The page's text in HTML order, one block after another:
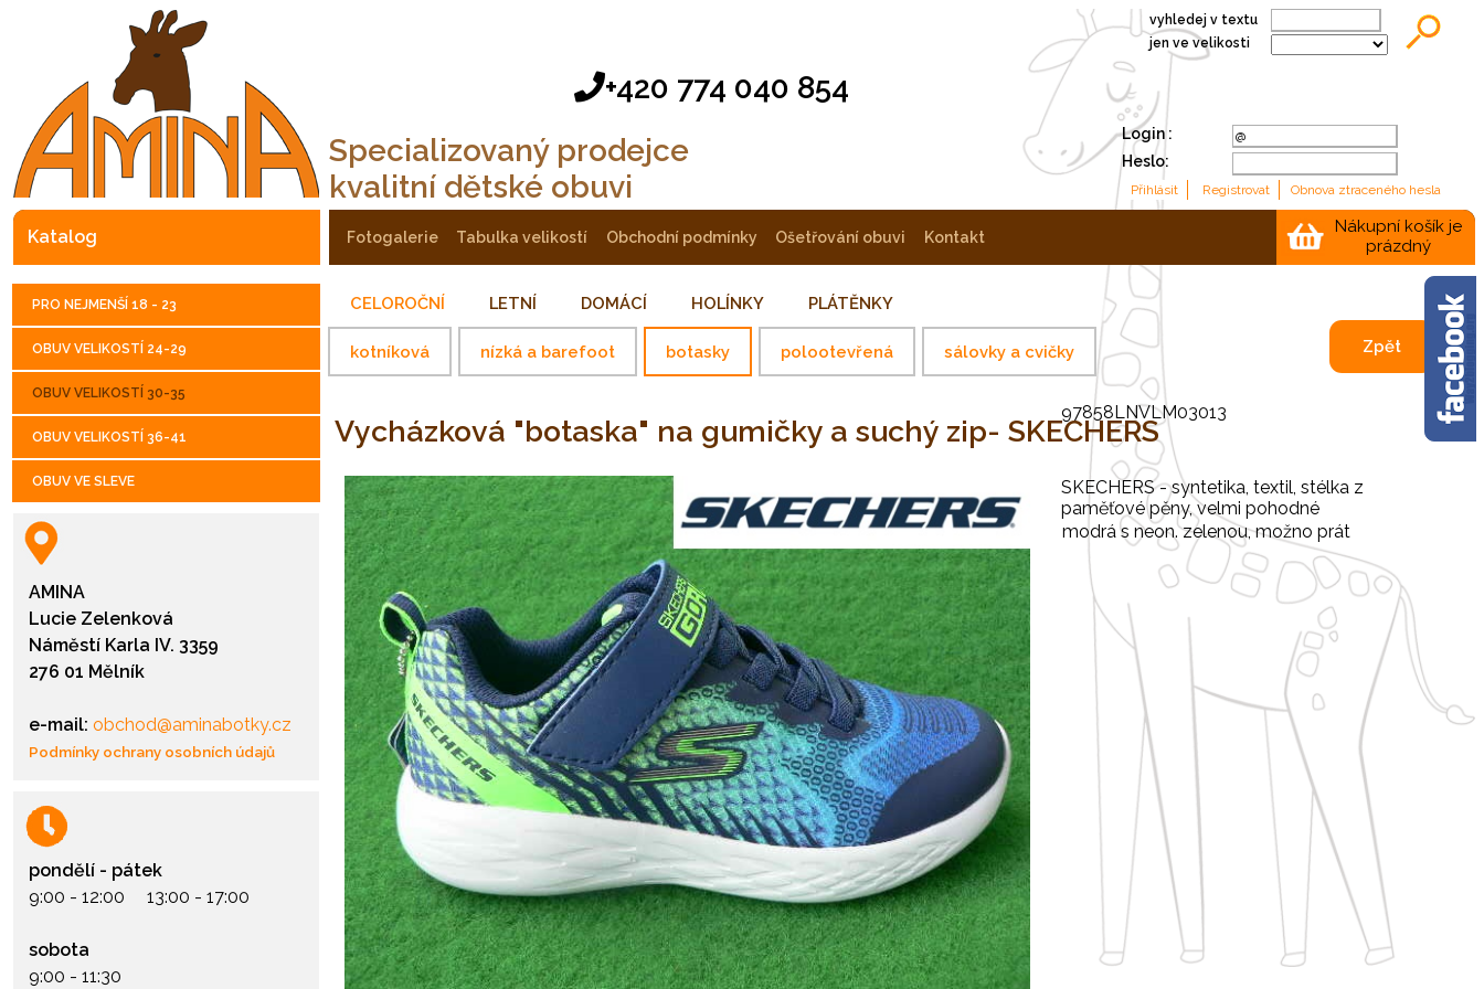
Specializovaný prodejce
kvalitní dětské obuvi
+420 774 040 854
vyhledej v textu
jen ve velikosti
Login :
Heslo:
Nákupní košík je
prázdný
katalog fotogalerie tabulka velikostí obchodní podmínky ošetřování obuvi kontakt
PRO NEJMENŠÍ 18 - 23
OBUV VELIKOSTÍ 24-29
OBUV VELIKOSTÍ 30-35
CELOROČNÍ
kotníková nízká a barefoot botasky polootevřená sálovky a cvičky
LETNÍ DOMÁCÍ HOLÍNKY PLÁTĚNKY
OBUV VELIKOSTÍ 36-41
OBUV VE SLEVE
AMINA
Lucie Zelenková
Náměstí Karla IV. 3359
276 01 Mělník
e-mail: obchod@aminabotky.cz
Podmínky ochrany osobních údajů
pondělí - pátek
9:00 - 12:00 13:00 - 17:00
sobota
9:00 - 11:30
Vycházková "botaska" na gumičky a suchý zip- SKECHERS
Zpět
97858LNVLM03013
SKECHERS - syntetika, textil, stélka z
paměťové pěny, velmi pohodné
modrá s neon. zelenou, možno prát